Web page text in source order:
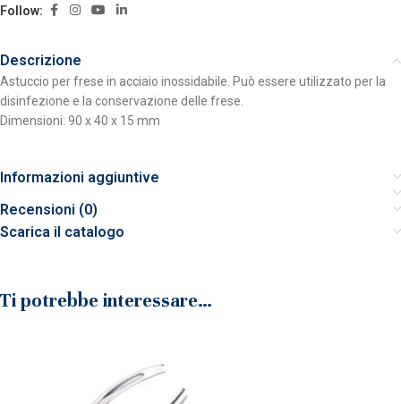
Follow:
Descrizione
Astuccio per frese in acciaio inossidabile. Può essere utilizzato per la
disinfezione e la conservazione delle frese.
Dimensioni: 90 x 40 x 15 mm
Informazioni aggiuntive
Recensioni (0)
Scarica il catalogo
Ti potrebbe interessare…